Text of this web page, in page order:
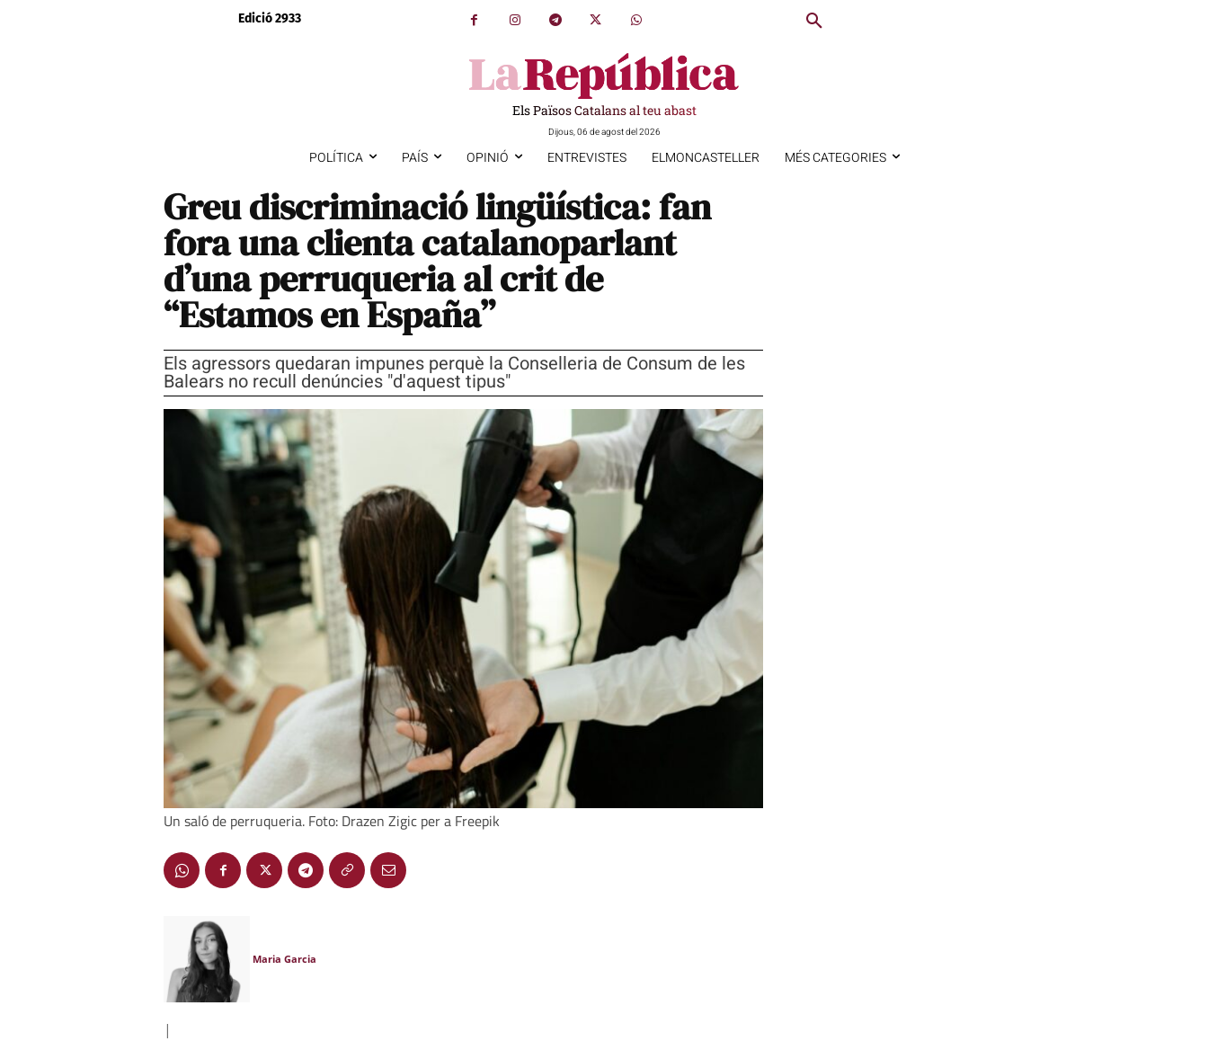
Edició 2933
Els Països Catalans al teu abast
Dijous, 06 de agost del 2026
POLÍTICA PAÍS OPINIÓ ENTREVISTES ELMONCASTELLER MÉS CATEGORIES
Greu discriminació lingüística: fan
fora una clienta catalanoparlant
d’una perruqueria al crit de
“Estamos en España”
Els agressors quedaran impunes perquè la Conselleria de Consum de les
Balears no recull denúncies "d'aquest tipus"
Un saló de perruqueria. Foto: Drazen Zigic per a Freepik
Maria Garcia
|